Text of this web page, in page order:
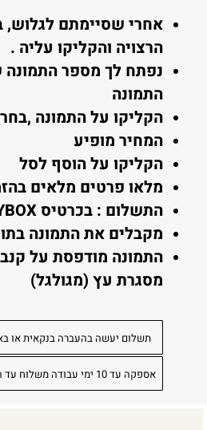
אחרי שסיימתם לגלוש,
הרצויה והקליקו עליה .
נפתח לך מספר
התמונה
הקליקו על התמונה
המחיר מופיע
הקליקו על הוסף לסל
מלאו פרטים מלאים
התשלום : בכרטיס BIT / PAYBOX מאובטח
מקבלים את התמונה בתוך 10ימים עד
התמונה מודפסת על
מסגרת עץ (מגולגל)
תשלום יעשה בהעברה בנקאית או
אספקה עד 10 ימי עבודה משלוח עד הבית 30 שקל לכל הארץ